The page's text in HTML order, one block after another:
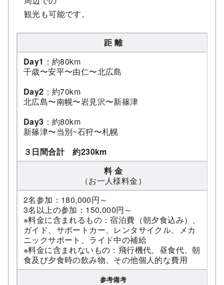
観光も可能です。
距 離
Day1 ：約80km
千歳〜安平〜由仁〜北広島
Day2 ：約70km
北広島〜南幌〜岩見沢〜新篠津
Day3 ：約80km
新篠津〜当別~石狩〜札幌
３日間合計 約230km
料 金
（お一人様料金）
2名参加：180,000円～
3名以上の参加：150,000円～
※料金に含まれるもの：宿泊費（朝夕食込み）、
ガイド、サポートカー、レンタサイクル、メカ
ニックサポート、ライド中の補給
※料金に含まれないもの：飛行機代、昼食代、朝
食及び夕食時の飲み物、その他個人的な費用
参考備考